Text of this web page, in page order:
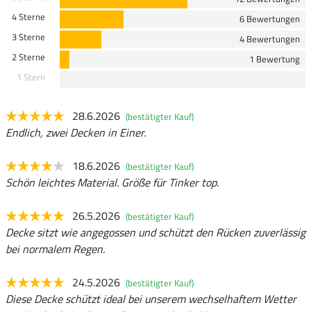
4 Sterne
6 Bewertungen
3 Sterne
4 Bewertungen
2 Sterne
1 Bewertung
1 Stern
28.6.2026 (bestätigter Kauf)
Endlich, zwei Decken in Einer.
18.6.2026 (bestätigter Kauf)
Schön leichtes Material. Größe für Tinker top.
26.5.2026 (bestätigter Kauf)
Decke sitzt wie angegossen und schützt den Rücken zuverlässig
bei normalem Regen.
24.5.2026 (bestätigter Kauf)
Diese Decke schützt ideal bei unserem wechselhaftem Wetter